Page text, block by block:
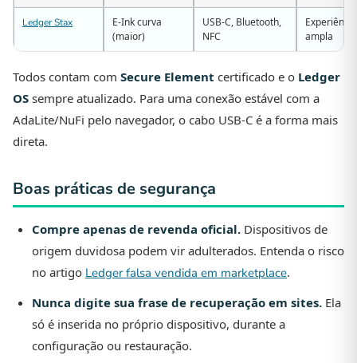
Ledger Stax
E-Ink curva
(maior)
USB-C, Bluetooth,
NFC
ampla
Todos contam com Secure Element certificado e o Ledger
OS sempre atualizado. Para uma conexão estável com a
AdaLite/NuFi pelo navegador, o cabo USB-C é a forma mais
direta.
Boas práticas de segurança
Compre apenas de revenda oficial. Dispositivos de
origem duvidosa podem vir adulterados. Entenda o risco
no artigo Ledger falsa vendida em marketplace.
Nunca digite sua frase de recuperação em sites. Ela
só é inserida no próprio dispositivo, durante a
configuração ou restauração.